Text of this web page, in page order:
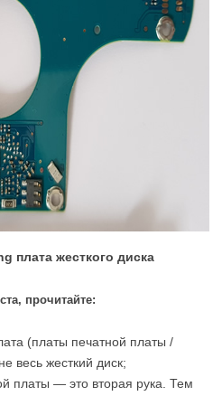
плата жесткого диска
прочитайте:
(платы печатной платы /
весь жесткий диск;
платы — это вторая рука. Тем